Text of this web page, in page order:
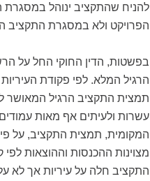
להניח שהתקציב ינוהל
הפרויקט ולא במסגרת התקציב
בפשטות, הדין החוקי החל על
הרגיל המלא. לפי פקודת
תמצית התקציב הרגיל המאושר
עשרות ולעיתים אף מאות
המקומית, תמצית התקציב, על
מצוינות ההכנסות וההוצאות לפי
התקציב חלה על עיריות אך לא